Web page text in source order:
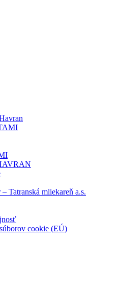
Tatranská mliekareň a.s.
cookie (EÚ)